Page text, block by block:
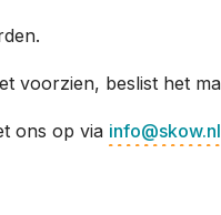
voorzien, beslist het
ons op via info@skow.nl